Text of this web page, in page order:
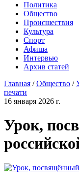
Политика
Общество
Проиcшествия
Культура
Спорт
Афиша
Интервью
Архив статей
Главная /Общество /
печати
16 января 2026 г.
Урок,